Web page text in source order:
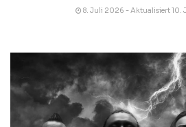
8. Juli 2026 - Aktualisiert 10.